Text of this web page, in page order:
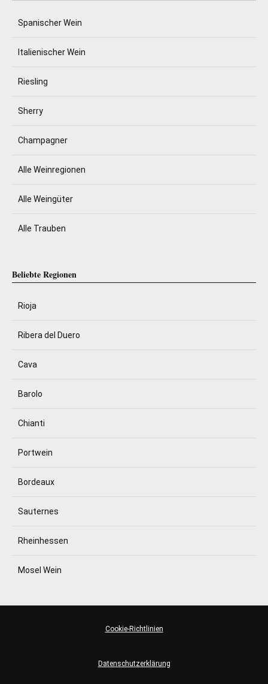
Spanischer Wein
Italienischer Wein
Riesling
Sherry
Champagner
Alle Weinregionen
Alle Weingüter
Alle Trauben
Beliebte Regionen
Rioja
Ribera del Duero
Cava
Barolo
Chianti
Portwein
Bordeaux
Sauternes
Rheinhessen
Mosel Wein
Datenschutzerklärung
Cookie-Richtlinien